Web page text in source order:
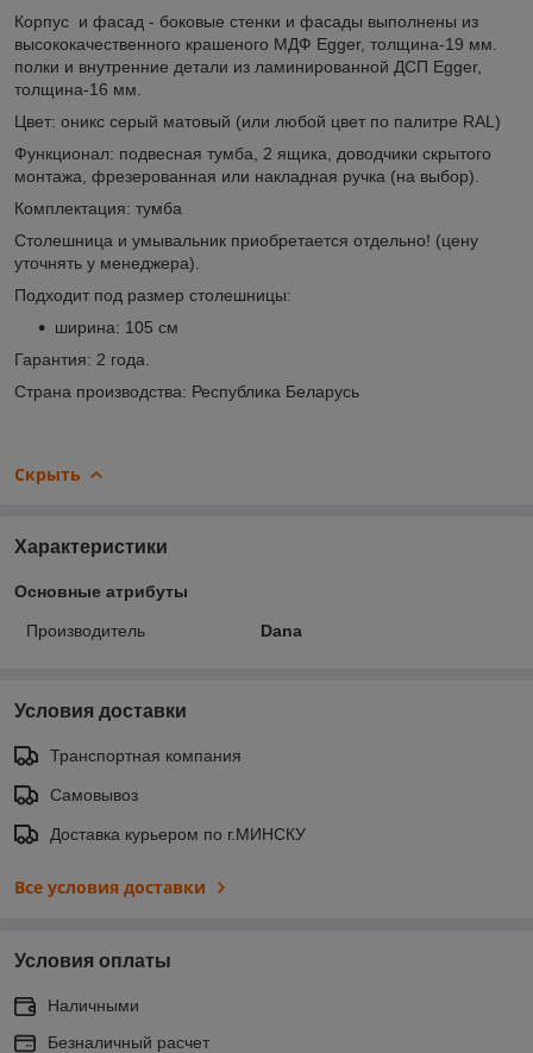
Корпус и фасад - боковые стенки и фасады выполнены из
высококачественного крашеного МДФ Egger, толщина-19 мм.
полки и внутренние детали из ламинированной ДСП Egger,
толщина-16 мм.
Цвет: оникс серый матовый (или любой цвет по палитре RAL)
Функционал: подвесная тумба, 2 ящика, доводчики скрытого
монтажа, фрезерованная или накладная ручка (на выбор).
Комплектация: тумба
Столешница и умывальник приобретается отдельно! (цену
уточнять у менеджера).
Подходит под размер столешницы:
ширина: 105 см
Гарантия: 2 года.
Страна производства: Республика Беларусь
Скрыть
Характеристики
Основные атрибуты
Производитель Dana
Условия доставки
Транспортная компания
Самовывоз
Доставка курьером по г.МИНСКУ
Все условия доставки
Условия оплаты
Наличными
Безналичный расчет